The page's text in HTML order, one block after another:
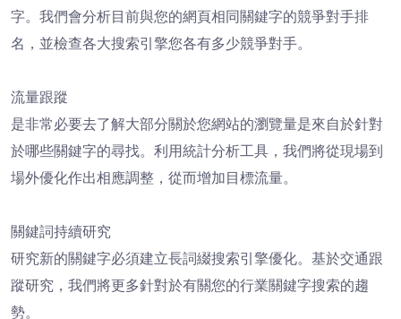
字。我們會分析目前與您的網頁相同關鍵字的競爭對手排
名，並檢查各大搜索引擎您各有多少競爭對手。
流量跟蹤
是非常必要去了解大部分關於您網站的瀏覽量是來自於針對
於哪些關鍵字的尋找。利用統計分析工具，我們將從現場到
場外優化作出相應調整，從而增加目標流量。
關鍵詞持續研究
研究新的關鍵字必須建立長詞綴搜索引擎優化。基於交通跟
蹤研究，我們將更多針對於有關您的行業關鍵字搜索的趨
勢。